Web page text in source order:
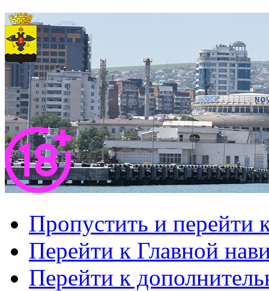
Пропустить и перейти
Перейти к Главной
Перейти к